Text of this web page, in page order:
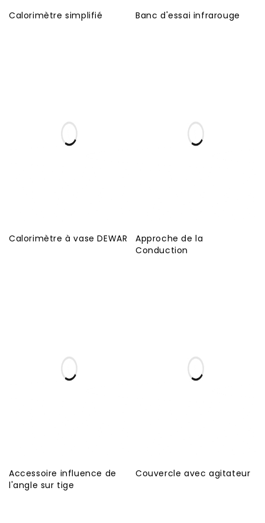
Calorimètre simplifié Banc d'essai infrarouge
Calorimètre à vase DEWAR
Approche de la
Conduction
Accessoire influence de
l'angle sur tige
Couvercle avec agitateur